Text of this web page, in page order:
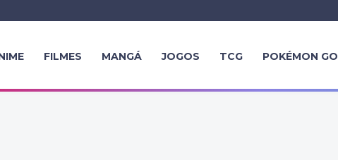
FILMES MANGÁ JOGOS TCG POKÉMON GO